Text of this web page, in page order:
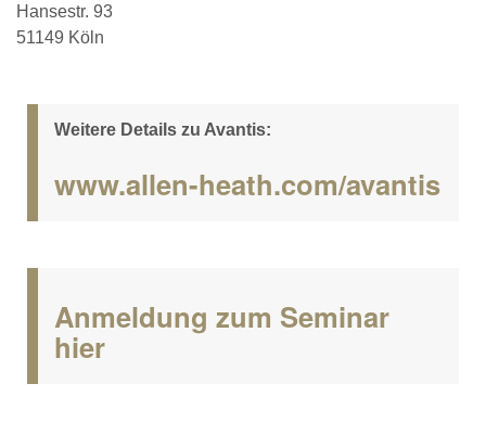
Hansestr. 93
51149 Köln
Weitere Details zu Avantis:
www.allen-heath.com/avantis
Anmeldung zum Seminar
hier